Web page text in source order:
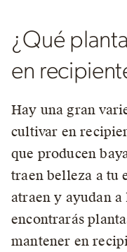
¿Qué
en
Hay una gran
cultivar en
que producen
traen belleza a tu
atraen y ayudan a
encontrarás
mantener en